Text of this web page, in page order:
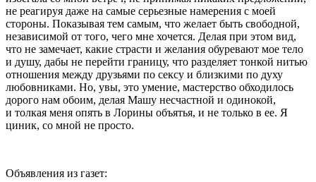
не реагируя даже на самые серьезные намерения с моей
стороны. Показывая тем самым, что желает быть свободной,
независимой от того, чего мне хочется. Делая при этом вид,
что не замечает, какие страсти и желания обуревают мое тело
и душу, дабы не перейти границу, что разделяет тонкой нитью
отношения между друзьями по сексу и близкими по духу
любовниками. Но, увы, это умение, мастерство обходилось
дорого нам обоим, делая Машу несчастной и одинокой,
и толкая меня опять в Лорины объятья, и не только в ее. Я
циник, со мной не просто.
Объявления из газет: